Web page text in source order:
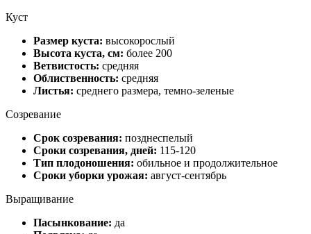
Куст
Размер куста: высокорослый
Высота куста, см: более 200
Ветвистость: средняя
Облиственность: средняя
Листья: среднего размера, темно-зеленые
Созревание
Срок созревания: позднеспелый
Сроки созревания, дней: 115-120
Тип плодоношения: обильное и продолжительное
Сроки уборки урожая: август-сентябрь
Выращивание
Пасынкование: да